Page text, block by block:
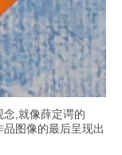
,就像薛定谔的
图像的最后呈现出